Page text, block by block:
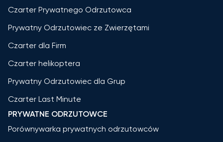
Czarter Prywatnego Odrzutowca
Prywatny Odrzutowiec ze Zwierzętami
Czarter dla Firm
Czarter helikoptera
Prywatny Odrzutowiec dla Grup
Czarter Last Minute
PRYWATNE ODRZUTOWCE
Porównywarka prywatnych odrzutowców